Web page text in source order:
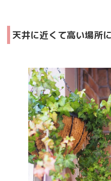
天井に近くて高い場所